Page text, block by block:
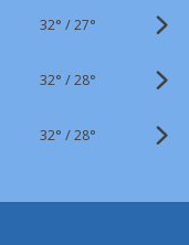
32° /27°
32° /28°
32° /28°